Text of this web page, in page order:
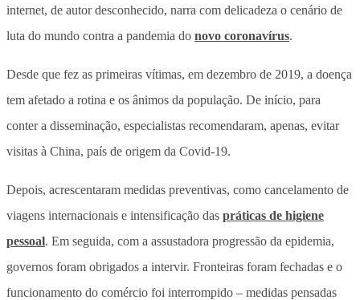
internet, de autor desconhecido, narra com delicadeza o cenário de
luta do mundo contra a pandemia do novo coronavírus.
Desde que fez as primeiras vítimas, em dezembro de 2019, a doença
tem afetado a rotina e os ânimos da população. De início, para
conter a disseminação, especialistas recomendaram, apenas, evitar
visitas à China, país de origem da Covid-19.
Depois, acrescentaram medidas preventivas, como cancelamento de
viagens internacionais e intensificação das práticas de higiene
pessoal. Em seguida, com a assustadora progressão da epidemia,
governos foram obrigados a intervir. Fronteiras foram fechadas e o
funcionamento do comércio foi interrompido – medidas pensadas